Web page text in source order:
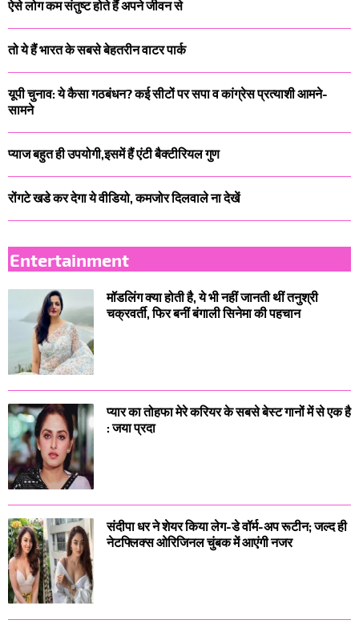
ऐसे लोग कम संतुष्ट होते हैं अपने जीवन से
तो ये हैं भारत के सबसे बेहतरीन वाटर पार्क
यूपी चुनाव: ये कैसा गठबंधन? कई सीटों पर सपा व कांग्रेस प्रत्याशी आमने-
सामने
प्याज बहुत ही उपयोगी,इसमें हैं एंटी बैक्टीरियल गुण
रोंगटे खडे कर देगा ये वीडियो, कमजोर दिलवाले ना देखें
Entertainment
मॉडलिंग क्या होती है, ये भी नहीं जानती थीं तनुश्री
चक्रवर्ती, फिर बनीं बंगाली सिनेमा की पहचान
प्यार का तोहफा मेरे करियर के सबसे बेस्ट गानों में से एक है
: जया प्रदा
संदीपा धर ने शेयर किया लेग-डे वॉर्म-अप रूटीन; जल्द ही
नेटफ्लिक्स ओरिजिनल चुंबक में आएंगी नजर